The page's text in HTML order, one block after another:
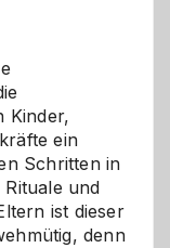
Kinder,
ein
Schritten in
und
ist dieser
denn